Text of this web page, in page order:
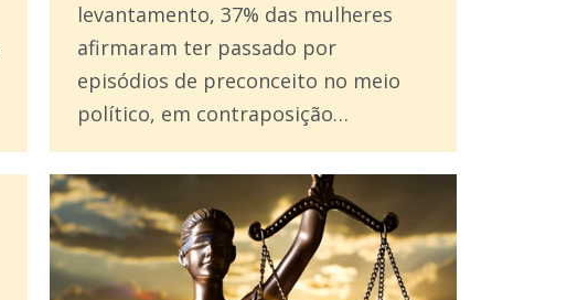
levantamento, 37% das mulheres
afirmaram ter passado por
episódios de preconceito no meio
político, em contraposição…